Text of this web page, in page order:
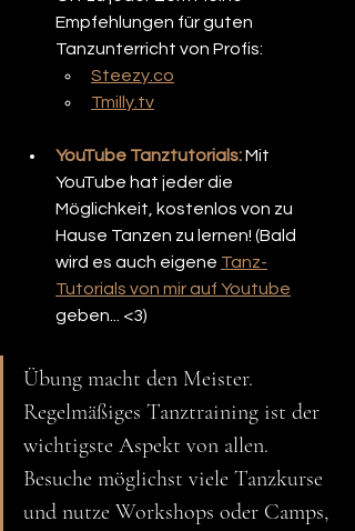
Empfehlungen für guten
Tanzunterricht von Profis:
Steezy.co
Tmilly.tv
YouTube Tanztutorials: Mit
YouTube hat jeder die
Möglichkeit, kostenlos von zu
Hause Tanzen zu lernen! (Bald
wird es auch eigene Tanz-
Tutorials von mir auf Youtube
geben... <3)
Übung macht den Meister.
Regelmäßiges Tanztraining ist der
wichtigste Aspekt von allen.
Besuche möglichst viele Tanzkurse
und nutze Workshops oder Camps,